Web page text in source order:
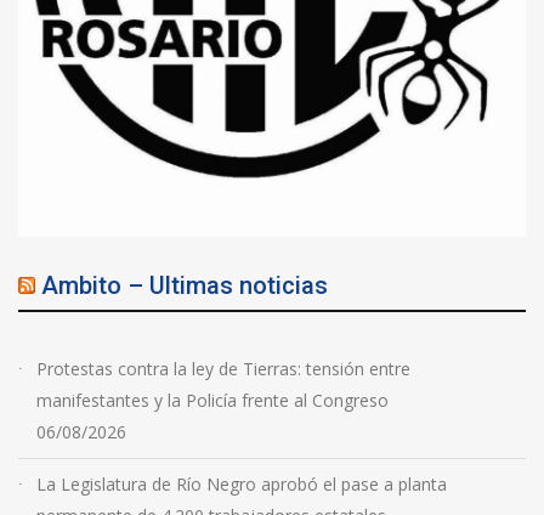
Ambito – Ultimas noticias
Protestas contra la ley de Tierras: tensión entre
manifestantes y la Policía frente al Congreso
06/08/2026
La Legislatura de Río Negro aprobó el pase a planta